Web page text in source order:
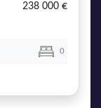
238 000 €
0